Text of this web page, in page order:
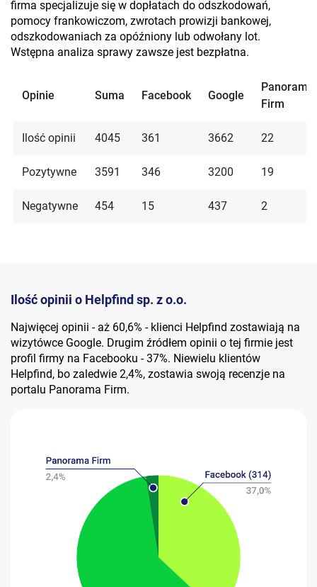
firma specjalizuje się w dopłatach do odszkodowań,
pomocy frankowiczom, zwrotach prowizji bankowej,
odszkodowaniach za opóźniony lub odwołany lot.
Wstępna analiza sprawy zawsze jest bezpłatna.
Opinie Suma Facebook Google
Panorama
Firm
Ilość opinii 4045 361 3662 22
Pozytywne 3591 346 3200 19
Negatywne 454 15 437 2
Ilość opinii o Helpfind sp. z o.o.
Najwięcej opinii - aż 60,6% - klienci Helpfind zostawiają na
wizytówce Google. Drugim źródłem opinii o tej firmie jest
profil firmy na Facebooku - 37%. Niewielu klientów
Helpfind, bo zaledwie 2,4%, zostawia swoją recenzje na
portalu Panorama Firm.